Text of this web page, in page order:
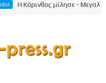
Η Κόρινθος μίλησε -